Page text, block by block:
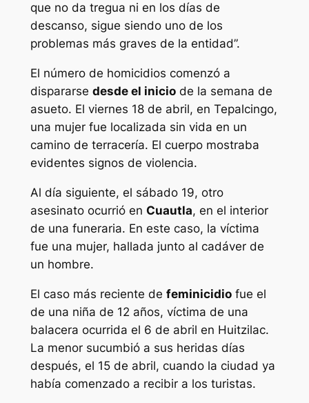
que no da tregua ni en los días de
descanso, sigue siendo uno de los
problemas más graves de la entidad”.
El número de homicidios comenzó a
dispararse desde el iniciode la semana de
asueto. El viernes 18 de abril, en Tepalcingo,
una mujer fue localizada sin vida en un
camino de terracería. El cuerpo mostraba
evidentes signos de violencia.
Al día siguiente, el sábado 19, otro
asesinato ocurrió en Cuautla, en el interior
de una funeraria. En este caso, la víctima
fue una mujer, hallada junto al cadáver de
un hombre.
El caso más reciente de feminicidiofue el
de una niña de 12 años, víctima de una
balacera ocurrida el 6 de abril en Huitzilac.
La menor sucumbió a sus heridas días
después, el 15 de abril, cuando la ciudad ya
había comenzado a recibir a los turistas.